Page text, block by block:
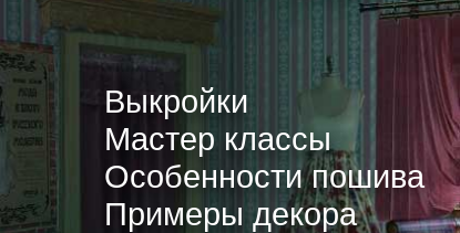
Выкройки
Мастер классы
Особенности пошива
Примеры декора